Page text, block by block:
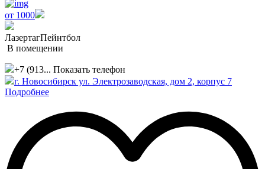
от 1000
ЛазертагПейнтбол
В помещении
+7 (913... Показать телефон
г. Новосибирск ул. Электрозаводская, дом 2, корпус 7
Подробнее